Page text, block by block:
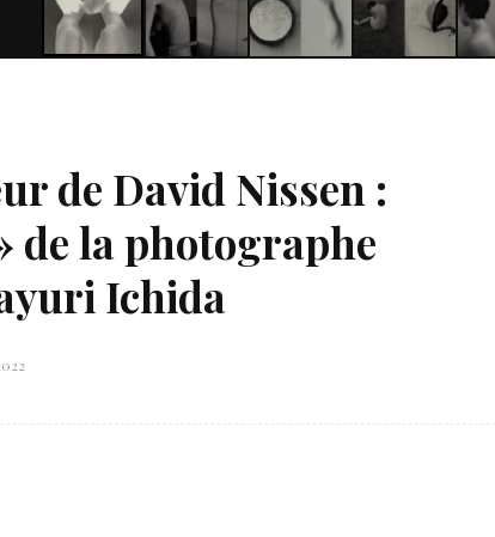
de David Nissen :
de la photographe
Ichida